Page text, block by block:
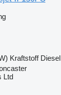
Kraftstoff Diesel
Ltd